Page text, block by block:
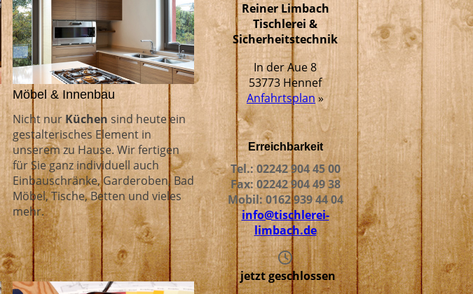
Möbel & Innenbau
Nicht nurKüchen sind heute ein
gestalterisches Element in
unserem zu Hause. Wir fertigen
für Sie ganz individuell auch
Einbauschränke, Garderoben, Bad
Möbel, Tische, Betten und vieles
mehr.
Reiner Limbach
Tischlerei &
Sicherheitstechnik
In der Aue 8
53773 Hennef
Anfahrtsplan»
Erreichbarkeit
Tel.: 02242 904 45 00
Fax: 02242 904 49 38
Mobil: 0162 939 44 04
info@tischlerei-
limbach.de
jetzt geschlossen